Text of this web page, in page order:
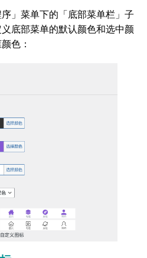
」菜单下的「底部菜单栏」子
底部菜单的默认颜色和选中颜
色：